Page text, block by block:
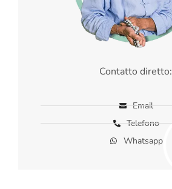
Contatto diretto:
Email
Telefono
Whatsapp